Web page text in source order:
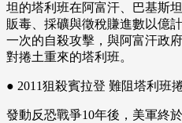
坦的塔利班在阿富汗、巴基斯
販毒、採礦與徵稅賺進數以億
一次的自殺攻擊，與阿富汗政
對捲土重來的塔利班。
● 2011狙殺賓拉登 難阻塔利班
發動反恐戰爭10年後，美軍終